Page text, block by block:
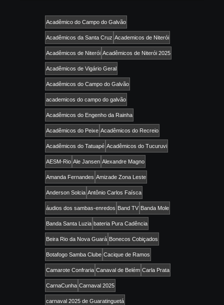
Acadêmico do Campo do Galvão
Acadêmicos da Santa Cruz Academicos de Niterói
Acadêmicos de Niterói Acadêmicos de Niterói 2025
Acadêmicos de Vigário Geral
Acadêmicos do Campo do Galvão
academicos do campo do galvão
Acadêmicos do Engenho da Rainha
Acadêmicos do Peixe Acadêmicos do Recreio
Acadêmicos do Tatuapé Acadêmicos do Tucuruvi
AESM-Rio Ale Jansen Alexandre Magno
Amanda Fernandes Amizade Zona Leste
Anderson Solcia Antônio Carlos Faísca
áudios dos sambas-enredos Band TV Banda Mole
Banda Santa Luzia bateria Pura Cadência
Beira Rio da Nova Guará Bonecos Cobiçados
Botafogo Samba Clube Cacique de Ramos
Camarote Confraria Canaval de Belém Carla Prata
CarnaCunha Carnaval 2025
carnaval 2025 de Guaratinguetá